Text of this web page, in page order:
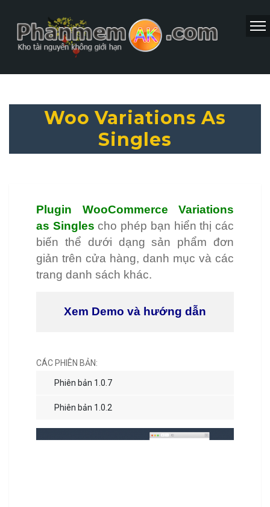
Woo Variations As
Singles
Plugin WooCommerce Variations
as Singles cho phép bạn hiển thị các
biến thể dưới dạng sản phẩm đơn
giản trên cửa hàng, danh mục và các
trang danh sách khác.
Xem Demo và hướng dẫn
CÁC PHIÊN BẢN:
Phiên bản 1.0.7
Phiên bản 1.0.2